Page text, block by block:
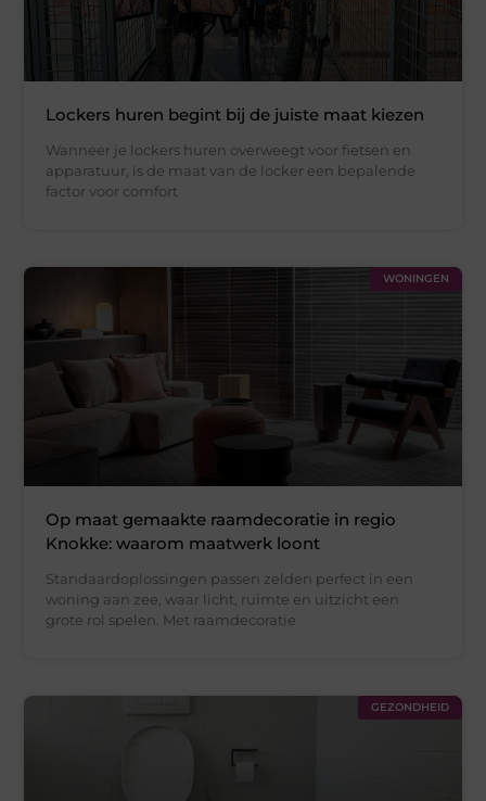
Lockers huren begint bij de juiste maat kiezen
Wanneer je lockers huren overweegt voor fietsen en
apparatuur, is de maat van de locker een bepalende
factor voor comfort
WONINGEN
Op maat gemaakte raamdecoratie in regio
Knokke: waarom maatwerk loont
Standaardoplossingen passen zelden perfect in een
woning aan zee, waar licht, ruimte en uitzicht een
grote rol spelen. Met raamdecoratie
GEZONDHEID